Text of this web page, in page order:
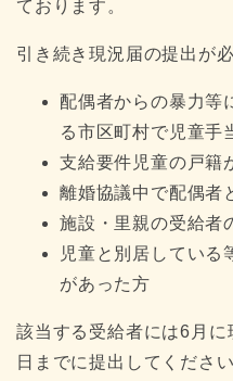
ております。
引き続き現況届の提出が
配偶者からの暴力等
る市区町村で児童手
支給要件児童の戸籍
離婚協議中で配偶者
施設・里親の受給者
児童と別居している
があった方
該当する受給者には6月
日までに提出してくださ